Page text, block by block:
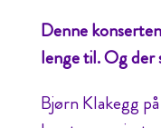
Denne
lenge til. Og der
Bjørn Klakegg